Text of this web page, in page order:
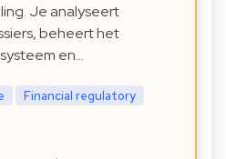
Je analyseert
beheert het
en…
Financial regulatory